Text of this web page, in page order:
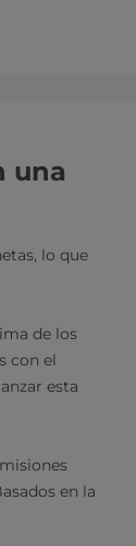
una
lo que
de los
con el
esta
en la